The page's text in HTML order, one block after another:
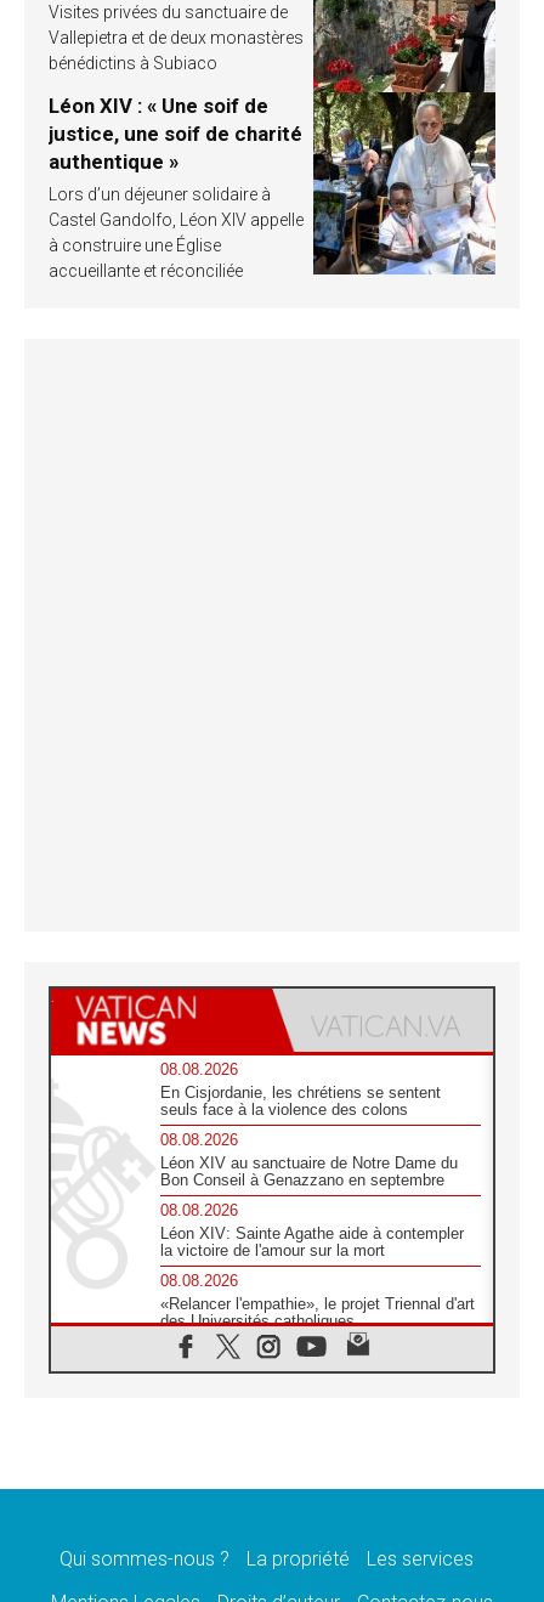
Visites privées du sanctuaire de
Vallepietra et de deux monastères
bénédictins à Subiaco
Léon XIV : « Une soif de
justice, une soif de charité
authentique »
Lors d’un déjeuner solidaire à
Castel Gandolfo, Léon XIV appelle
à construire une Église
accueillante et réconciliée
08.08.2026
En Cisjordanie, les chrétiens se sentent
seuls face à la violence des colons
08.08.2026
Léon XIV au sanctuaire de Notre Dame du
Bon Conseil à Genazzano en septembre
08.08.2026
Léon XIV: Sainte Agathe aide à contempler
la victoire de l'amour sur la mort
08.08.2026
«Relancer l'empathie», le projet Triennal d'art
des Universités catholiques
08.08.2026
Signis 2026, donner la parole aux religieuses
07.08.2026
07.08.2026
Qui sommes-nous ? La propriété
Les services